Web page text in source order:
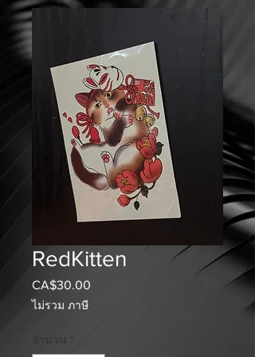
RedKitten
CA$30.00
ไม่รวม ภาษี
จำนวน *